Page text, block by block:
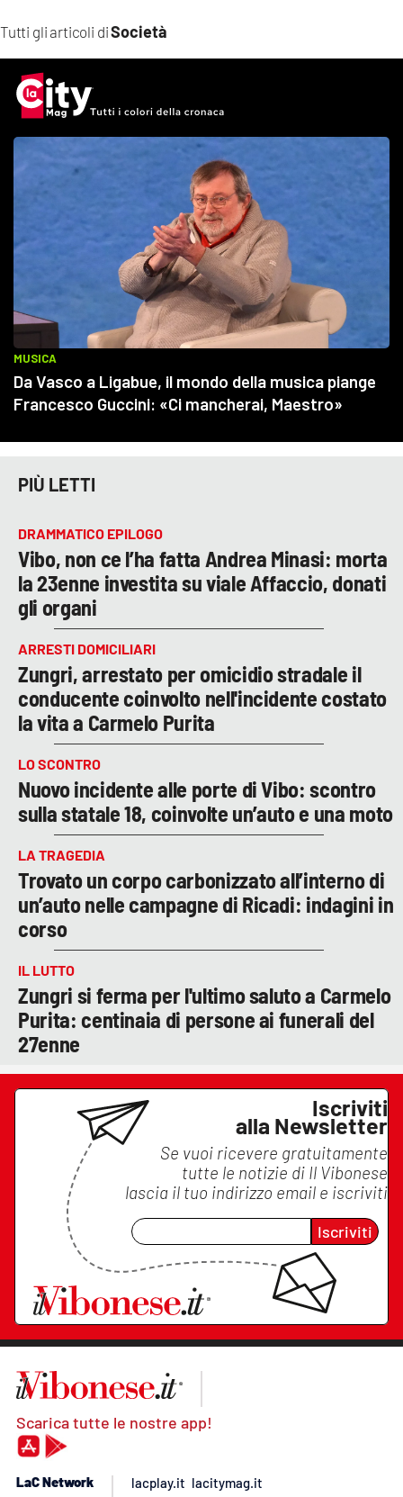
Tutti gli articoli diSocietà
PIÙ LETTI
DRAMMATICO EPILOGO
Vibo, non ce l’ha fatta Andrea Minasi: morta
la 23enne investita su viale Affaccio, donati
gli organi
ARRESTI DOMICILIARI
Zungri, arrestato per omicidio stradale il
conducente coinvolto nell'incidente costato
la vita a Carmelo Purita
LO SCONTRO
Nuovo incidente alle porte di Vibo: scontro
sulla statale 18, coinvolte un’auto e una moto
LA TRAGEDIA
Trovato un corpo carbonizzato all’interno di
un’auto nelle campagne di Ricadi: indagini in
corso
IL LUTTO
Zungri si ferma per l'ultimo saluto a Carmelo
Purita: centinaia di persone ai funerali del
27enne
Iscriviti
alla Newsletter
Se vuoi ricevere gratuitamente
tutte le notizie di Il Vibonese
lascia il tuo indirizzo email e iscriviti
Iscriviti
Scarica tutte le nostre app!
LaC Network
lacplay.it lacitymag.it